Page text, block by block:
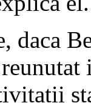
daca